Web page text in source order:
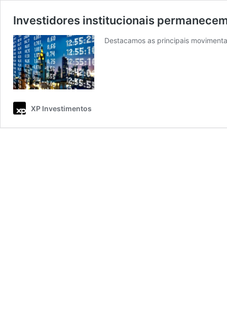
Investidores institucionais
Destacamos as principais
XP Investimentos